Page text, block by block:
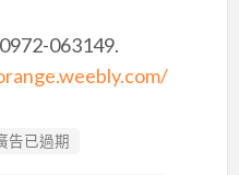
063149.
告已過期